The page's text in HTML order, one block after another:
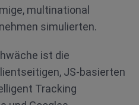
multinational
simulierten.
ist die
JS-basierten
Tracking